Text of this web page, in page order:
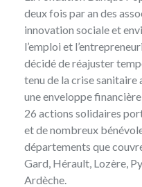
deux fois par an des
innovation sociale et
l’emploi et
décidé de réajuster
tenu de la crise
une enveloppe
26 actions solidaires
et de nombreux
départements que
Gard, Hérault, Lozère,
Ardèche.